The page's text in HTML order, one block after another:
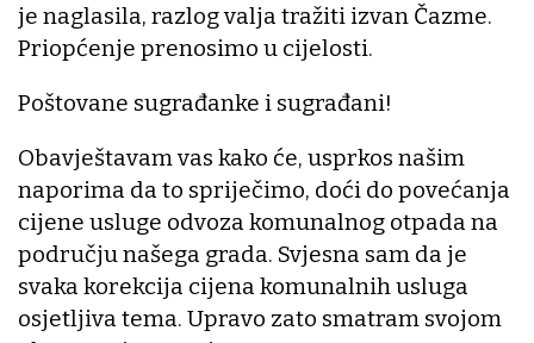
je naglasila, razlog valja tražiti izvan Čazme.
Priopćenje prenosimo u cijelosti.
Poštovane sugrađanke i sugrađani!
Obavještavam vas kako će, usprkos našim
naporima da to spriječimo, doći do povećanja
cijene usluge odvoza komunalnog otpada na
području našega grada. Svjesna sam da je
svaka korekcija cijena komunalnih usluga
osjetljiva tema. Upravo zato smatram svojom